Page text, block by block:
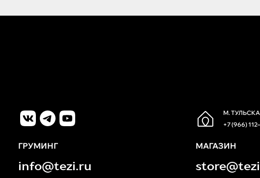
М.
+7 (966)
ГРУМИНГ
info@tezi.ru
МАГАЗИН